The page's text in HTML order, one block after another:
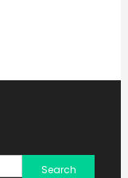
Search